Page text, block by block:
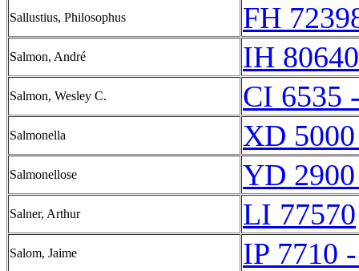
Sallustius, Philosophus FH
Salmon, André IH
Salmon, Wesley C. CI 6535
Salmonella XD
Salmonellose YD
Salner, Arthur LI 77570
Salom, Jaime IP 7710